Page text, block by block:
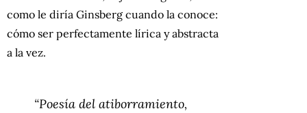
como le diría Ginsberg cuando la conoce:
cómo ser perfectamente lírica y abstracta
a la vez.
“Poesía del atiborramiento,